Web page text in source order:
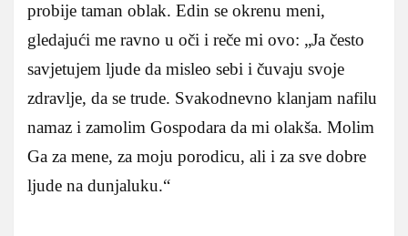
probije taman oblak. Edin se okrenu meni,
gledajući me ravno u oči i reče mi ovo: „Ja često
savjetujem ljude da misleo sebi i čuvaju svoje
zdravlje, da se trude. Svakodnevno klanjam nafilu
namaz i zamolim Gospodara da mi olakša. Molim
Ga za mene, za moju porodicu, ali i za sve dobre
ljude na dunjaluku.“